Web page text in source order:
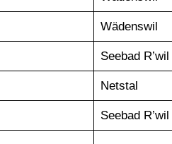
Wädenswil
Seebad R’wil
Netstal
Seebad R’wil